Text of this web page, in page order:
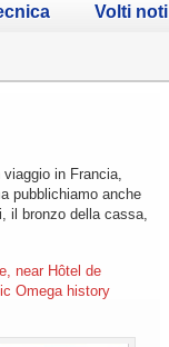
Volti noti
in Francia,
pubblichiamo anche
il bronzo della cassa,
near Hôtel de
Omega history